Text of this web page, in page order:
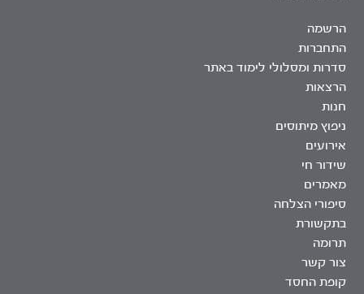
הרשמה
התחברות
סדרות ומסלולי לימוד באתר
הרצאות
חנות
ניפוץ מיתוסים
אירועים
שידור חי
מאמרים
סיפורי הצלחה
בתקשורת
תרומה
צור קשר
קופת החסד